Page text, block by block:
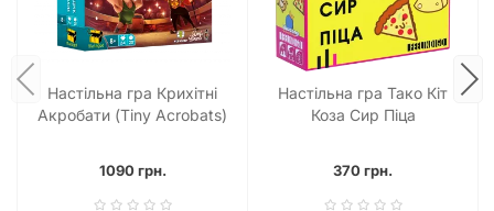
Настільна гра Крихітні
Акробати (Tiny Acrobats)
1090 грн.
Настільна гра Тако Кіт
Коза Сир Піца
370 грн.